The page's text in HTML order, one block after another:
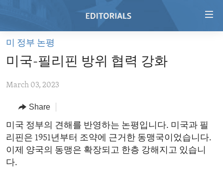
Skip
main
Skip
Navigation
Skip
to
Search
HOME
VIDEO
RADIO
REGIONS
AFRICA
AMERICAS
TOPICS
HUMAN RIGHTS
ARCHIVE
ABOUT US
미 정부 논평
미국-필리핀 방위 협력 강화
March 03, 2023
Share
미국 정부의 견해를 반영하는 논평입니다. 미국과 필
리핀은 1951년부터 조약에 근거한 동맹국이었습니다.
이제 양국의 동맹은 확장되고 한층 강해지고 있습니
다.